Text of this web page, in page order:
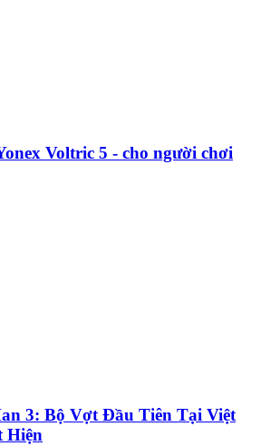
Voltric 5 - cho người chơi
3: Bộ Vợt Đầu Tiên Tại Việt
Hiện